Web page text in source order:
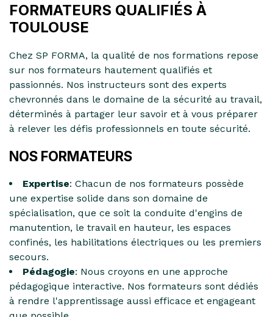
FORMATEURS QUALIFIÉS À
TOULOUSE
Chez SP FORMA, la qualité de nos formations repose
sur nos formateurs hautement qualifiés et
passionnés. Nos instructeurs sont des experts
chevronnés dans le domaine de la sécurité au travail,
déterminés à partager leur savoir et à vous préparer
à relever les défis professionnels en toute sécurité.
NOS FORMATEURS
Expertise: Chacun de nos formateurs possède
une expertise solide dans son domaine de
spécialisation, que ce soit la conduite d'engins de
manutention, le travail en hauteur, les espaces
confinés, les habilitations électriques ou les premiers
secours.
Pédagogie: Nous croyons en une approche
pédagogique interactive. Nos formateurs sont dédiés
à rendre l'apprentissage aussi efficace et engageant